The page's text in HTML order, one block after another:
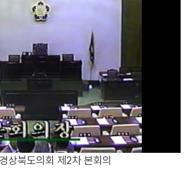
상북도의회 제2차 본회의